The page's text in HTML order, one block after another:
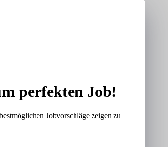
perfekten Job!
Jobvorschläge zeigen zu